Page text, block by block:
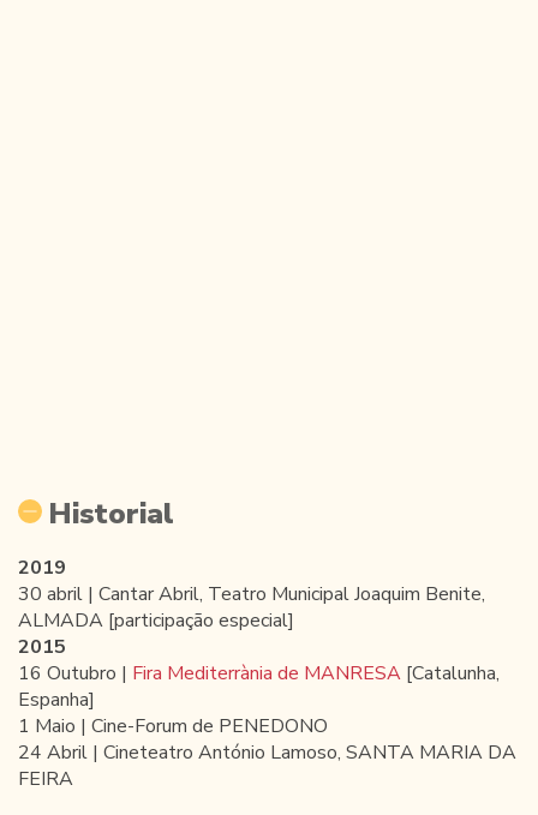
Historial
2019
30 abril | Cantar Abril, Teatro Municipal Joaquim Benite,
ALMADA [participação especial]
2015
16 Outubro | Fira Mediterrània de MANRESA [Catalunha,
Espanha]
1 Maio | Cine-Forum de PENEDONO
24 Abril | Cineteatro António Lamoso, SANTA MARIA DA
FEIRA